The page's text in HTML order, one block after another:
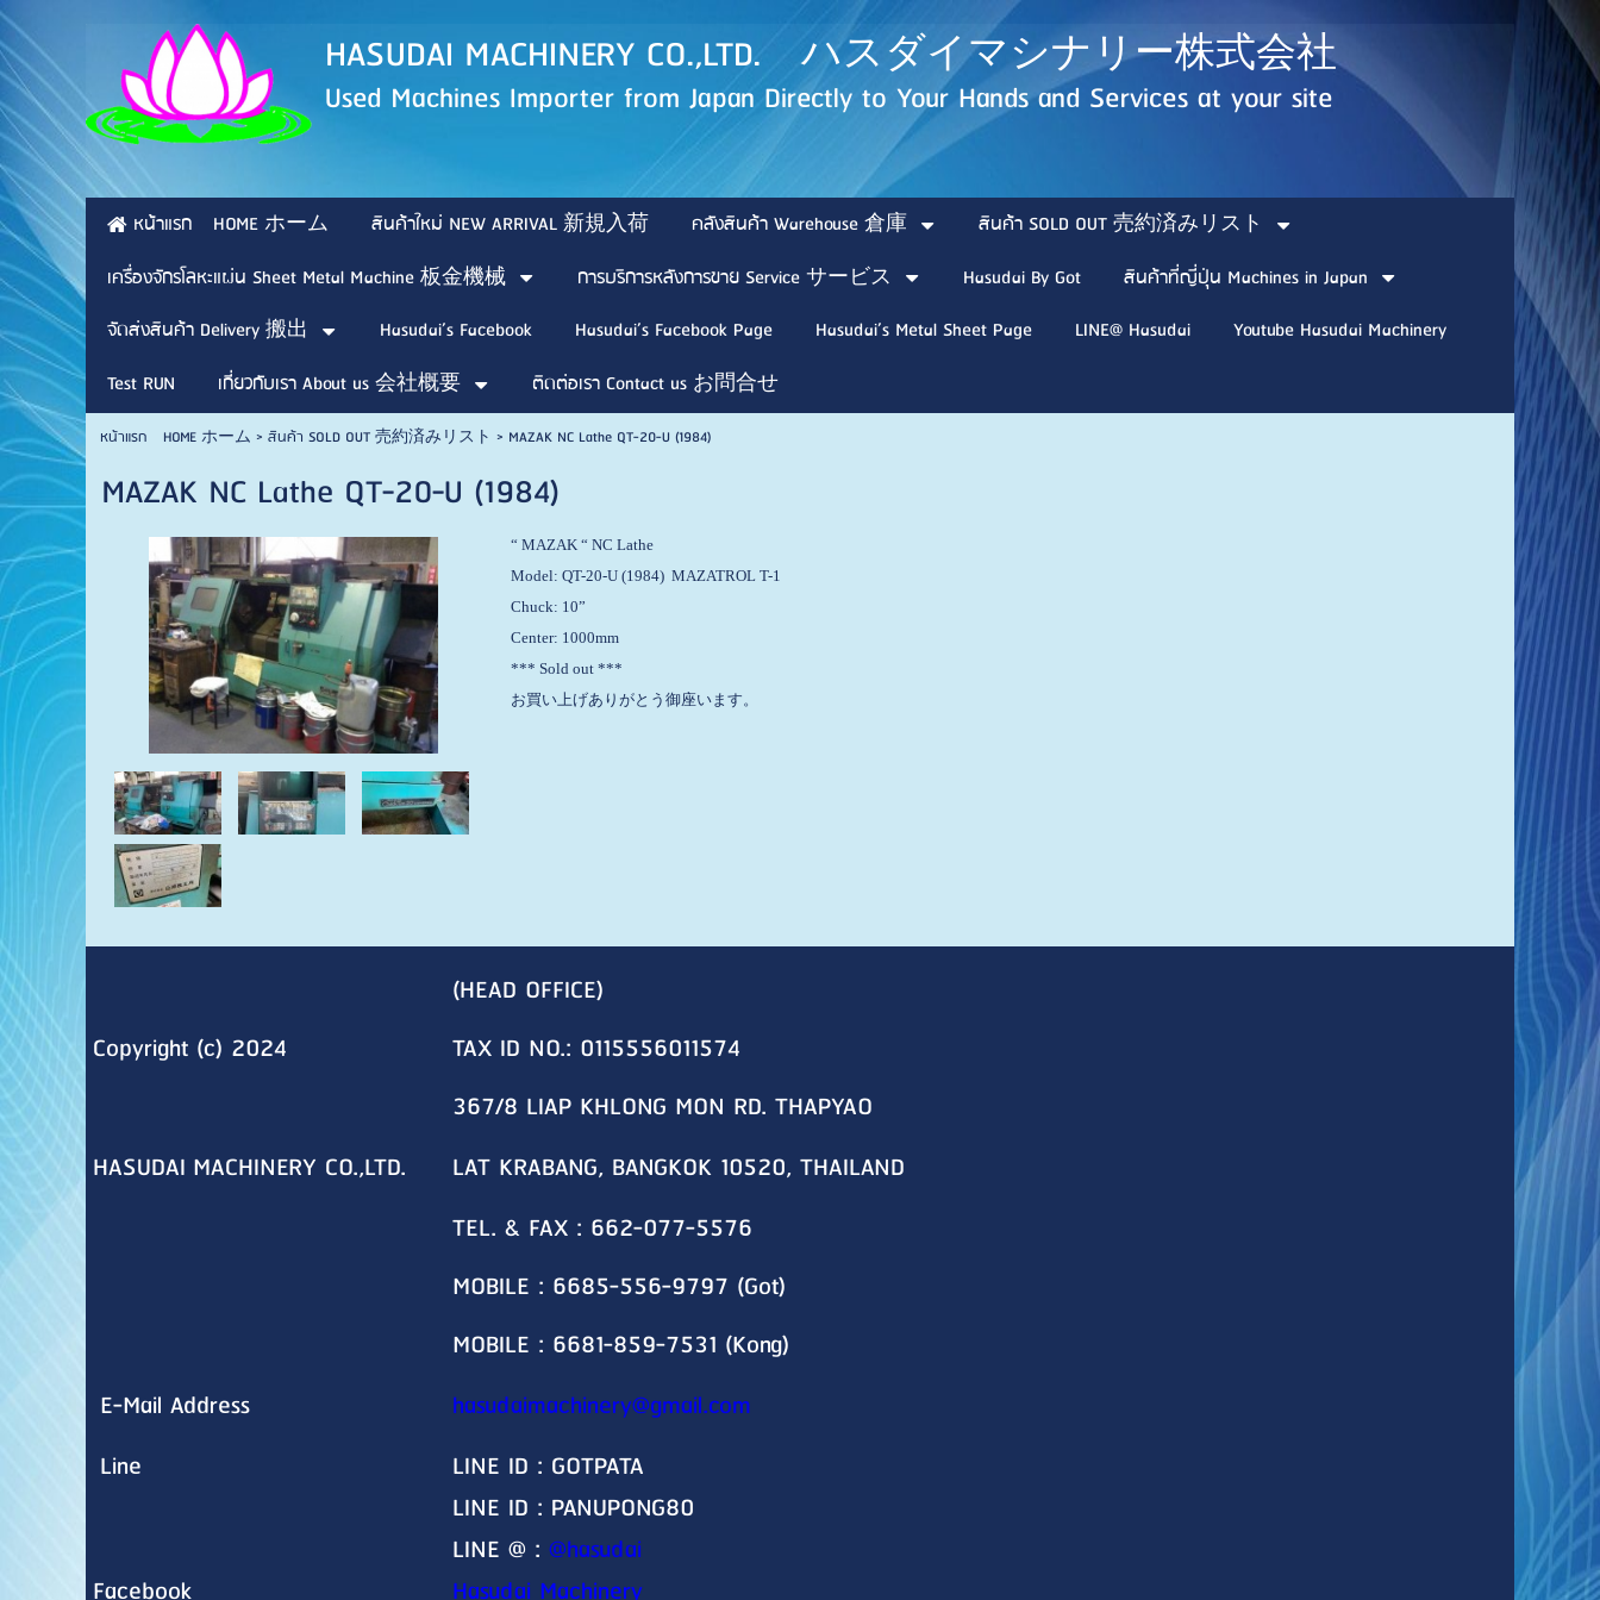
HASUDAI MACHINERY CO.,LTD. ハスダイマシナリー株式会社
Used Machines Importer from Japan Directly to Your Hands and Services at your site
หน้าแรก HOME ホーム สินค้าใหม่ NEW ARRIVAL 新規入荷 คลังสินค้า Warehouse 倉庫
สินค้า SOLD OUT 売約済みリスト
เครื่องจักรโลหะแผ่น Sheet Metal Machine 板金機械
การบริการหลังการขาย Service サービス Hasudai By Got
สินค้าที่ญี่ปุ่น Machines in Japan
จัดส่งสินค้า Delivery 搬出
Hasudai’s Facebook Hasudai’s Facebook Page Hasudai’s Metal Sheet Page LINE@ Hasudai
Youtube Hasudai Machinery
Test RUN
เกี่ยวกับเรา About us 会社概要 ติดต่อเรา Contact us お問合せ
หน้าแรก HOME ホーム >สินค้า SOLD OUT 売約済みリスト > MAZAK NC Lathe QT-20-U (1984)
MAZAK NC Lathe QT-20-U (1984)
“ MAZAK “ NC Lathe
Model: QT-20-U (1984) MAZATROL T-1
Chuck: 10”
Center: 1000mm
*** Sold out ***
お買い上げありがとう御座います。
Copyright (c) 2024
(HEAD OFFICE)
TAX ID NO.: 0115556011574
367/8 LIAP KHLONG MON RD. THAPYAO
HASUDAI MACHINERY CO.,LTD.
LAT KRABANG, BANGKOK 10520, THAILAND
TEL. & FAX : 662-077-5576
MOBILE : 6685-556-9797 (Got)
MOBILE : 6681-859-7531 (Kong)
E-Mail Address
hasudaimachinery@gmail.com
Line
LINE ID : GOTPATA
LINE ID : PANUPONG80
LINE @ : @hasudai